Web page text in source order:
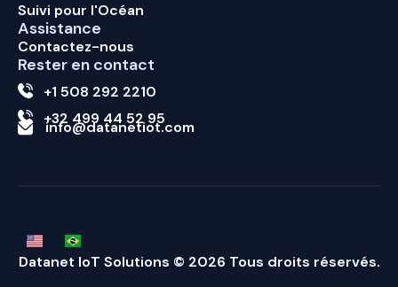
Suivi pour l'Océan
Assistance
Contactez-nous
Rester en contact
+1 508 292 2210
+32 499 44 52 95
info@datanetiot.com
Datanet IoT Solutions © 2026 Tous droits réservés.